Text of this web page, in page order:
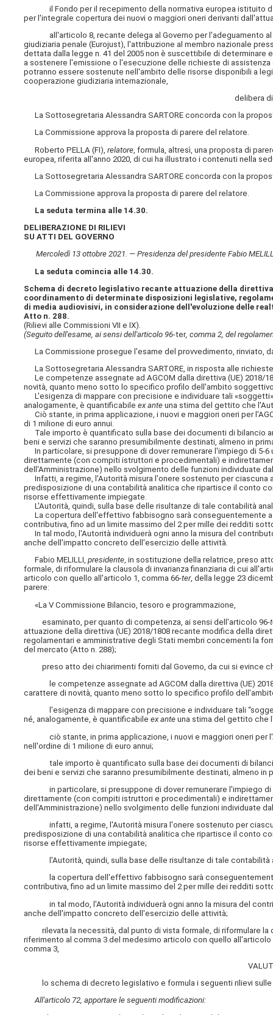
il Fondo per il recepimento della normativa europea istituito
per l'integrale copertura dei nuovi o maggiori oneri derivanti
all'articolo 8, recante delega al Governo per l'adeguamento al
giudiziaria penale (Eurojust), l'attribuzione al membro nazionale
dettata dalla legge n. 41 del 2005 non è suscettibile di
a sostenere l'emissione o l'esecuzione delle richieste di
potranno essere sostenute nell'ambito delle risorse disponibili a
cooperazione giudiziaria internazionale,
delibera
La Sottosegretaria Alessandra SARTORE concorda con la
La Commissione approva la proposta di parere del relatore.
Roberto PELLA (FI),relatore , formula, altresì, una proposta di
europea, riferita all'anno 2020, di cui ha illustrato i contenuti nella
La Sottosegretaria Alessandra SARTORE concorda con la
La Commissione approva la proposta di parere del relatore.
La seduta termina alle 14.30.
DELIBERAZIONE DI RILIEVI
SU ATTI DEL GOVERNO
Mercoledì 13 ottobre 2021. — Presidenza del presidente Fabio
La seduta comincia alle 14.30.
Schema di decreto legislativo recante attuazione della
coordinamento di determinate disposizioni legislative,
di media audiovisivi, in considerazione dell'evoluzione delle
Atto n. 288.
(Rilievi alle Commissioni VII e IX).
(Seguito dell'esame, ai sensi dell'articolo 96-ter, comma 2, del
La Commissione prosegue l'esame del provvedimento, rinviato,
La Sottosegretaria Alessandra SARTORE, in risposta alle
Le competenze assegnate ad AGCOM dalla direttiva (UE) 2018/
novità, quanto meno sotto lo specifico profilo dell'ambito
L'esigenza di mappare con precisione e individuare tali
analogamente, è quantificabileex ante una stima del gettito che
Ciò stante, in prima applicazione, i nuovi e maggiori oneri per
di 1 milione di euro annui.
Tale importo è quantificato sulla base dei documenti di bilancio
beni e servizi che saranno presumibilmente destinati, almeno in
In particolare, si presuppone di dover remunerare l'impiego di 5-6
direttamente (con compiti istruttori e procedimentali) e
dell'Amministrazione) nello svolgimento delle funzioni individuate
Infatti, a regime, l'Autorità misura l'onere sostenuto per
predisposizione di una contabilità analitica che ripartisce il conto
risorse effettivamente impiegate.
L'Autorità, quindi, sulla base delle risultanze di tale contabilità
La copertura dell'effettivo fabbisogno sarà conseguentemente
contributiva, fino ad un limite massimo del 2 per mille dei redditi
In tal modo, l'Autorità individuerà ogni anno la misura del
anche dell'impatto concreto dell'esercizio delle attività.
Fabio MELILLI,presidente, in sostituzione della relatrice, preso
formale, di riformulare la clausola di invarianza finanziaria di cui
articolo con quello all'articolo 1, comma 66-ter, della legge 23
parere:
«La V Commissione Bilancio, tesoro e programmazione,
esaminato, per quanto di competenza, ai sensi dell'articolo 96-
attuazione della direttiva (UE) 2018/1808 recante modifica della
regolamentari e amministrative degli Stati membri concernenti la
del mercato (Atto n. 288);
preso atto dei chiarimenti forniti dal Governo, da cui si evince
le competenze assegnate ad AGCOM dalla direttiva (UE)
carattere di novità, quanto meno sotto lo specifico profilo
l'esigenza di mappare con precisione e individuare tali
né, analogamente, è quantificabileex ante una stima del gettito che
ciò stante, in prima applicazione, i nuovi e maggiori oneri per
nell'ordine di 1 milione di euro annui;
tale importo è quantificato sulla base dei documenti di
dei beni e servizi che saranno presumibilmente destinati, almeno
in particolare, si presuppone di dover remunerare l'impiego di
direttamente (con compiti istruttori e procedimentali) e
dell'Amministrazione) nello svolgimento delle funzioni individuate
infatti, a regime, l'Autorità misura l'onere sostenuto per
predisposizione di una contabilità analitica che ripartisce il conto
risorse effettivamente impiegate;
l'Autorità, quindi, sulla base delle risultanze di tale contabilità
la copertura dell'effettivo fabbisogno sarà conseguentemente
contributiva, fino ad un limite massimo del 2 per mille dei redditi
in tal modo, l'Autorità individuerà ogni anno la misura del
anche dell'impatto concreto dell'esercizio delle attività;
rilevata la necessità, dal punto di vista formale, di riformulare la
riferimento al comma 3 del medesimo articolo con quello all'articolo
comma 3,
lo schema di decreto legislativo e formula i seguenti rilievi sulle
All'articolo 72, apportare le seguenti modificazioni: